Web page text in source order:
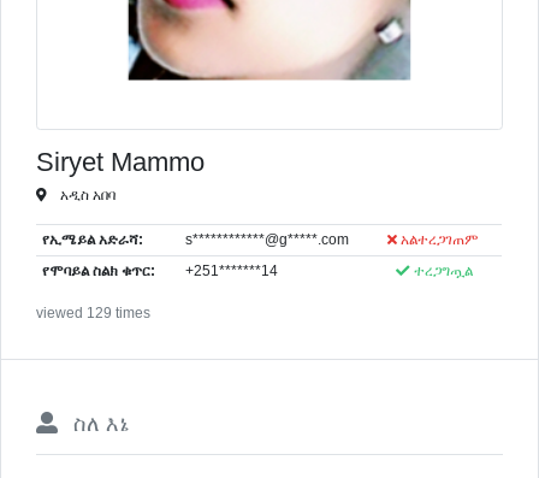
Siryet Mammo
አዲስ አበባ
የኢሜይል አድራሻ: s************@g*****.com አልተረጋገጠም
የሞባይል ስልክ ቁጥር: +251*******14 ተረጋግጧል
viewed 129 times
ስለ እኔ